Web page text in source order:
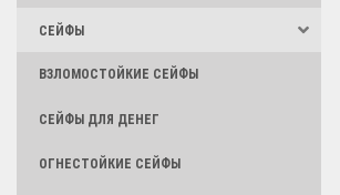
СЕЙФЫ
ВЗЛОМОСТОЙКИЕ СЕЙФЫ
СЕЙФЫ ДЛЯ ДЕНЕГ
ОГНЕСТОЙКИЕ СЕЙФЫ